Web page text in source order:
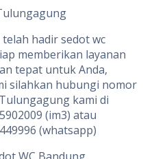
hadir sedot wc
memberikan layanan
tepat untuk Anda,
silahkan hubungi nomor
kami di
(im3) atau
(whatsapp)